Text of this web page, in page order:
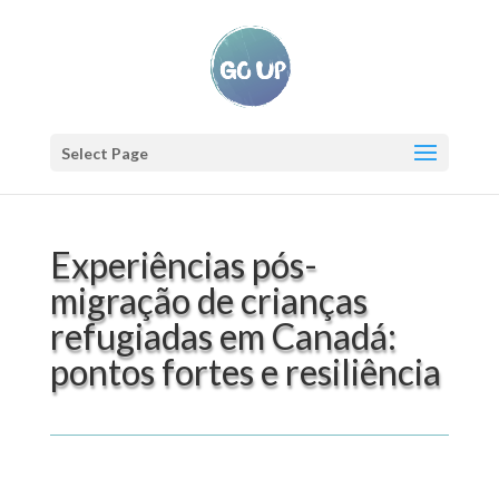
Select Page
Experiências pós-
migração de crianças
refugiadas em Canadá:
pontos fortes e resiliência